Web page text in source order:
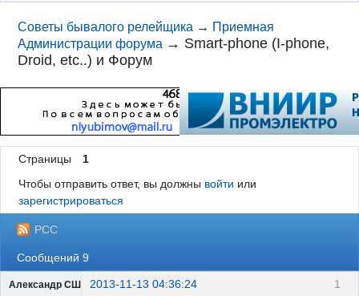
Советы бывалого релейщика → Приемная
Администрации форума → Smart-phone (I-phone,
Droid, etc..) и Форум
Страницы
1
Чтобы отправить ответ, вы должны войти или
зарегистрироваться
РСС
Сообщений 9
1
Александр США 2013-11-13 04:36:24